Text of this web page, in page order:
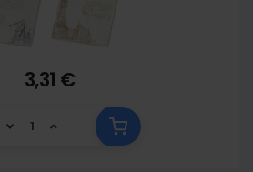
3,31 €